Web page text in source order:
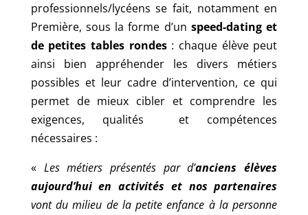
professionnels/lycéens se fait, notamment en
Première, sous la forme d’un speed-dating et
de petites tables rondes: chaque élève peut
ainsi bien appréhender les divers métiers
possibles et leur cadre d’intervention, ce qui
permet de mieux cibler et comprendre les
exigences, qualités et compétences
nécessaires :
« Les métiers présentés par d’anciens élèves
aujourd’hui en activités et nos partenaires
vont du milieu de la petite enfance à la personne